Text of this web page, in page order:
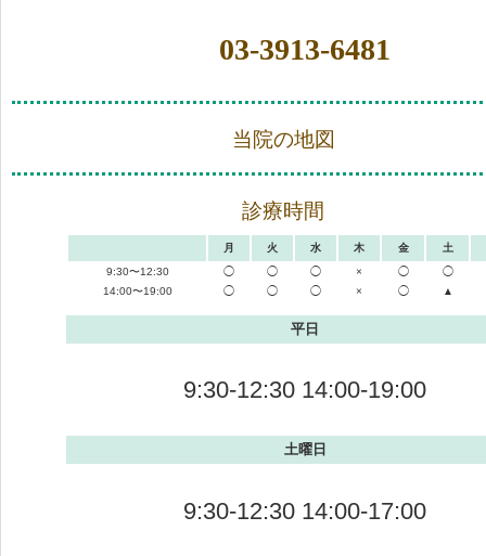
03-3913-6481
当院の地図
診療時間
月 火 水 木 金
土
9:30〜12:30
◯ ◯ ◯ × ◯
◯
14:00〜19:00
◯ ◯ ◯ × ◯ ▲
平日
9:30-12:30 14:00-19:00
土曜日
9:30-12:30 14:00-17:00